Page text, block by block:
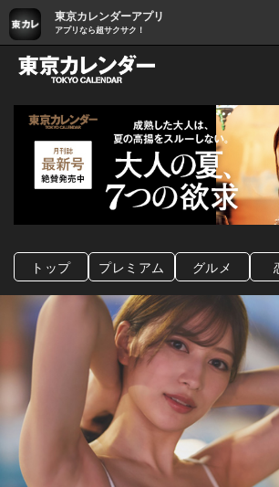
東京カレンダーアプリ
アプリなら超サクサク！
グルメ情報・プレ
トップ プレミアム グルメ